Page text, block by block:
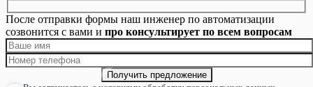
После отправки формы наш инженер по автоматизации
созвонится с вами и про консультирует по всем вопросам